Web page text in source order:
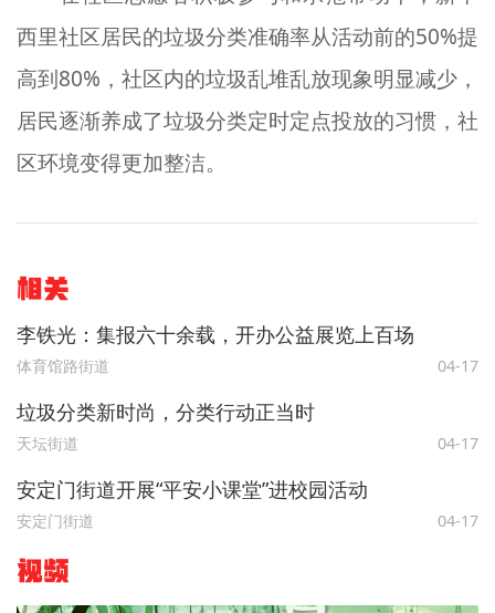
西里社区居民的垃圾分类准确率从活动前的50%提
高到80%，社区内的垃圾乱堆乱放现象明显减少，
居民逐渐养成了垃圾分类定时定点投放的习惯，社
区环境变得更加整洁。
相关
李铁光：集报六十余载，开办公益展览上百场
体育馆路街道 04-17
垃圾分类新时尚，分类行动正当时
天坛街道 04-17
安定门街道开展“平安小课堂”进校园活动
安定门街道 04-17
视频